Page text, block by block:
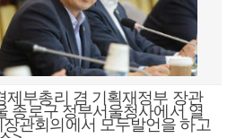
제부총리 겸 기획재정부 장관
종로구 정부서울청사에서 열
장관회의에서 모두발언을 하고